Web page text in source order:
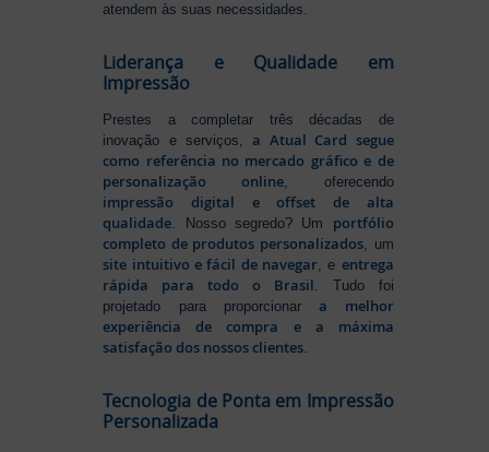
atendem às suas necessidades.
Liderança e Qualidade em
Impressão
Prestes a completar três décadas de
inovação e serviços,a Atual Card segue
como referência no mercado gráfico e de
personalização online, oferecendo
impressão digital e offset de alta
qualidade . Nosso segredo? Um portfólio
completo de produtos personalizados , um
site intuitivo e fácil de navegar , e entrega
rápida para todo o Brasil . Tudo foi
projetado para proporcionara melhor
experiência de compra e a máxima
satisfação dos nossos clientes
Tecnologia de Ponta em Impressão
Personalizada